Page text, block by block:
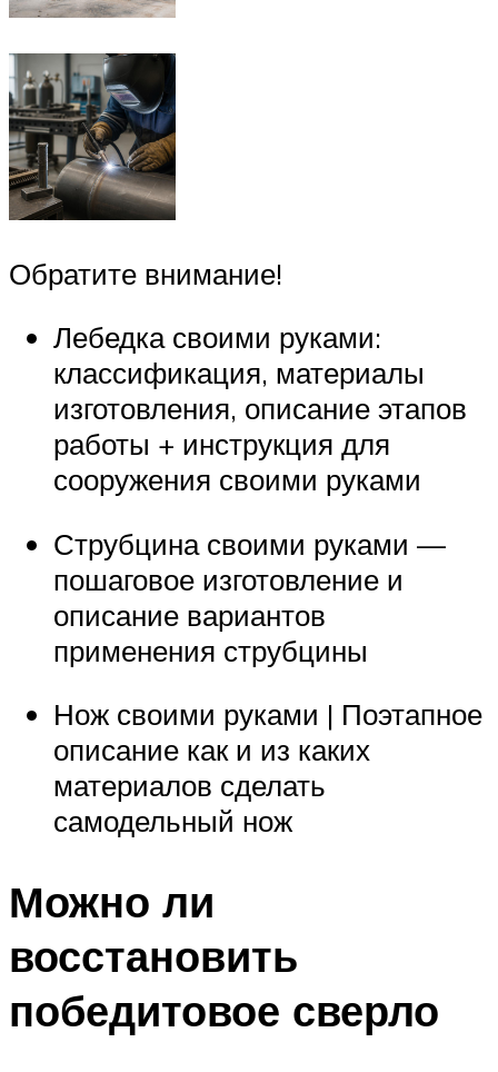
Обратите внимание!
Лебедка своими руками:
классификация, материалы
изготовления, описание этапов
работы + инструкция для
сооружения своими руками
Струбцина своими руками —
пошаговое изготовление и
описание вариантов
применения струбцины
Нож своими руками | Поэтапное
описание как и из каких
материалов сделать
самодельный нож
Можно ли
восстановить
победитовое сверло